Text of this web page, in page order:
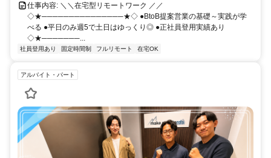
仕事内容: ＼＼在宅型リモートワーク ／／
◇★───────────────★◇ ●BtoB提案営業の基礎～実践が学
べる ●平日のみ週5で土日はゆっくり◎ ●正社員登用実績あり
◇★───────...
社員登用あり 固定時間制 フルリモート 在宅OK
アルバイト・パート